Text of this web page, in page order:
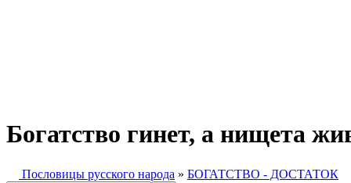
Богатство гинет, а нищета
Пословицы русского народа » БОГАТСТВО - ДОСТАТОК